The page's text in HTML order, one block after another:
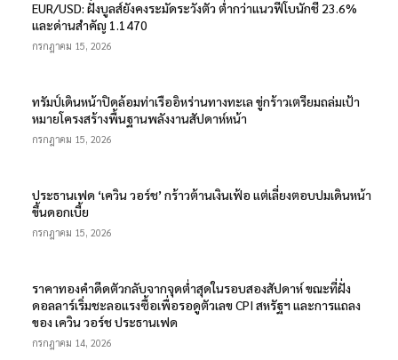
EUR/USD: ฝั่งบูลส์ยังคงระมัดระวังตัว ต่ำกว่าแนวฟีโบนักชี 23.6%
และด่านสำคัญ 1.1470
กรกฎาคม 15, 2026
ทรัมป์เดินหน้าปิดล้อมท่าเรืออิหร่านทางทะเล ขู่กร้าวเตรียมถล่มเป้า
หมายโครงสร้างพื้นฐานพลังงานสัปดาห์หน้า
กรกฎาคม 15, 2026
ประธานเฟด ‘เควิน วอร์ช’ กร้าวต้านเงินเฟ้อ แต่เลี่ยงตอบปมเดินหน้า
ขึ้นดอกเบี้ย
กรกฎาคม 15, 2026
ราคาทองคำดีดตัวกลับจากจุดต่ำสุดในรอบสองสัปดาห์ ขณะที่ฝั่ง
ดอลลาร์เริ่มชะลอแรงซื้อเพื่อรอดูตัวเลข CPI สหรัฐฯ และการแถลง
ของ เควิน วอร์ช ประธานเฟด
กรกฎาคม 14, 2026